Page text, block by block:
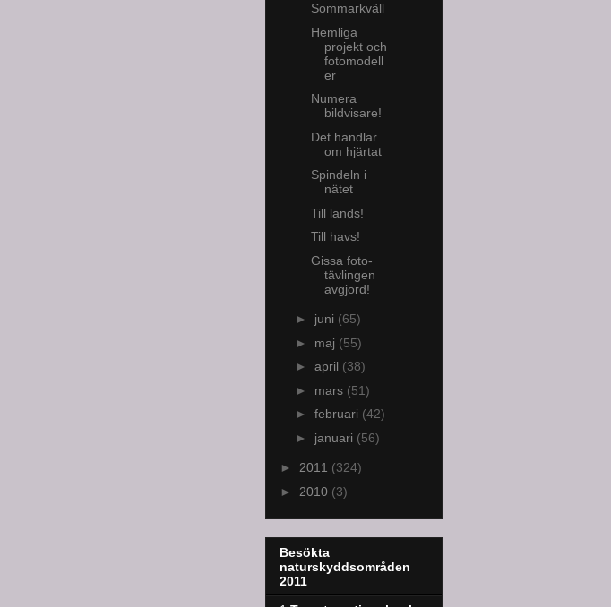
Sommarkväll
Hemliga
projekt och
fotomodell
er
Numera
bildvisare!
Det handlar
om hjärtat
Spindeln i
nätet
Till lands!
Till havs!
Gissa foto-
tävlingen
avgjord!
► juni (65)
► maj (55)
► april (38)
► mars (51)
► februari (42)
► januari (56)
► 2011 (324)
► 2010 (3)
Besökta
naturskyddsområden
2011